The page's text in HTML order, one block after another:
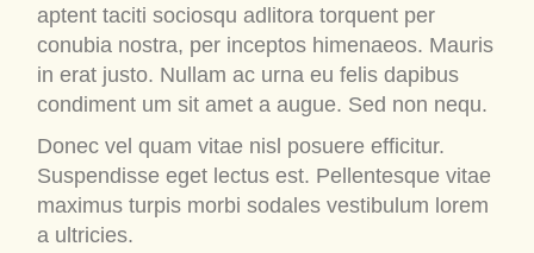
aptent taciti sociosqu adlitora torquent per
conubia nostra, per inceptos himenaeos. Mauris
in erat justo. Nullam ac urna eu felis dapibus
condiment um sit amet a augue. Sed non nequ.
Donec vel quam vitae nisl posuere efficitur.
Suspendisse eget lectus est. Pellentesque vitae
maximus turpis morbi sodales vestibulum lorem
a ultricies.